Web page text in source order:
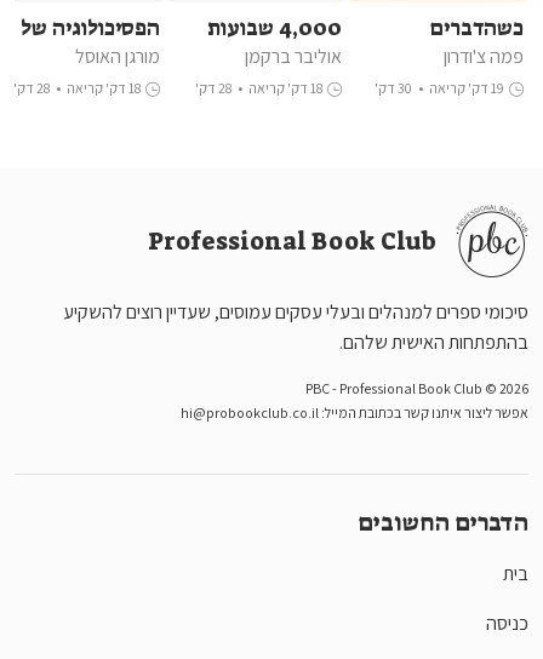
כשהדברים
מתפרקים
פמה צ'ודרון
•
30 דק'
4,000 שבועות
אוליבר ברקמן
•
28 דק'
הפסיכולוגיה של
הכסף
מורגן האוסל
•
28 דק'
Professional Book Club
סיכומי ספרים למנהלים ובעלי עסקים עמוסים, שעדיין רוצים להשקיע
בהתפתחות האישית שלהם.
PBC - Professional Book Club © 2026
אפשר ליצור איתנו קשר בכתובת המייל: hi@probookclub.co.il
הדברים החשובים
בית
כניסה